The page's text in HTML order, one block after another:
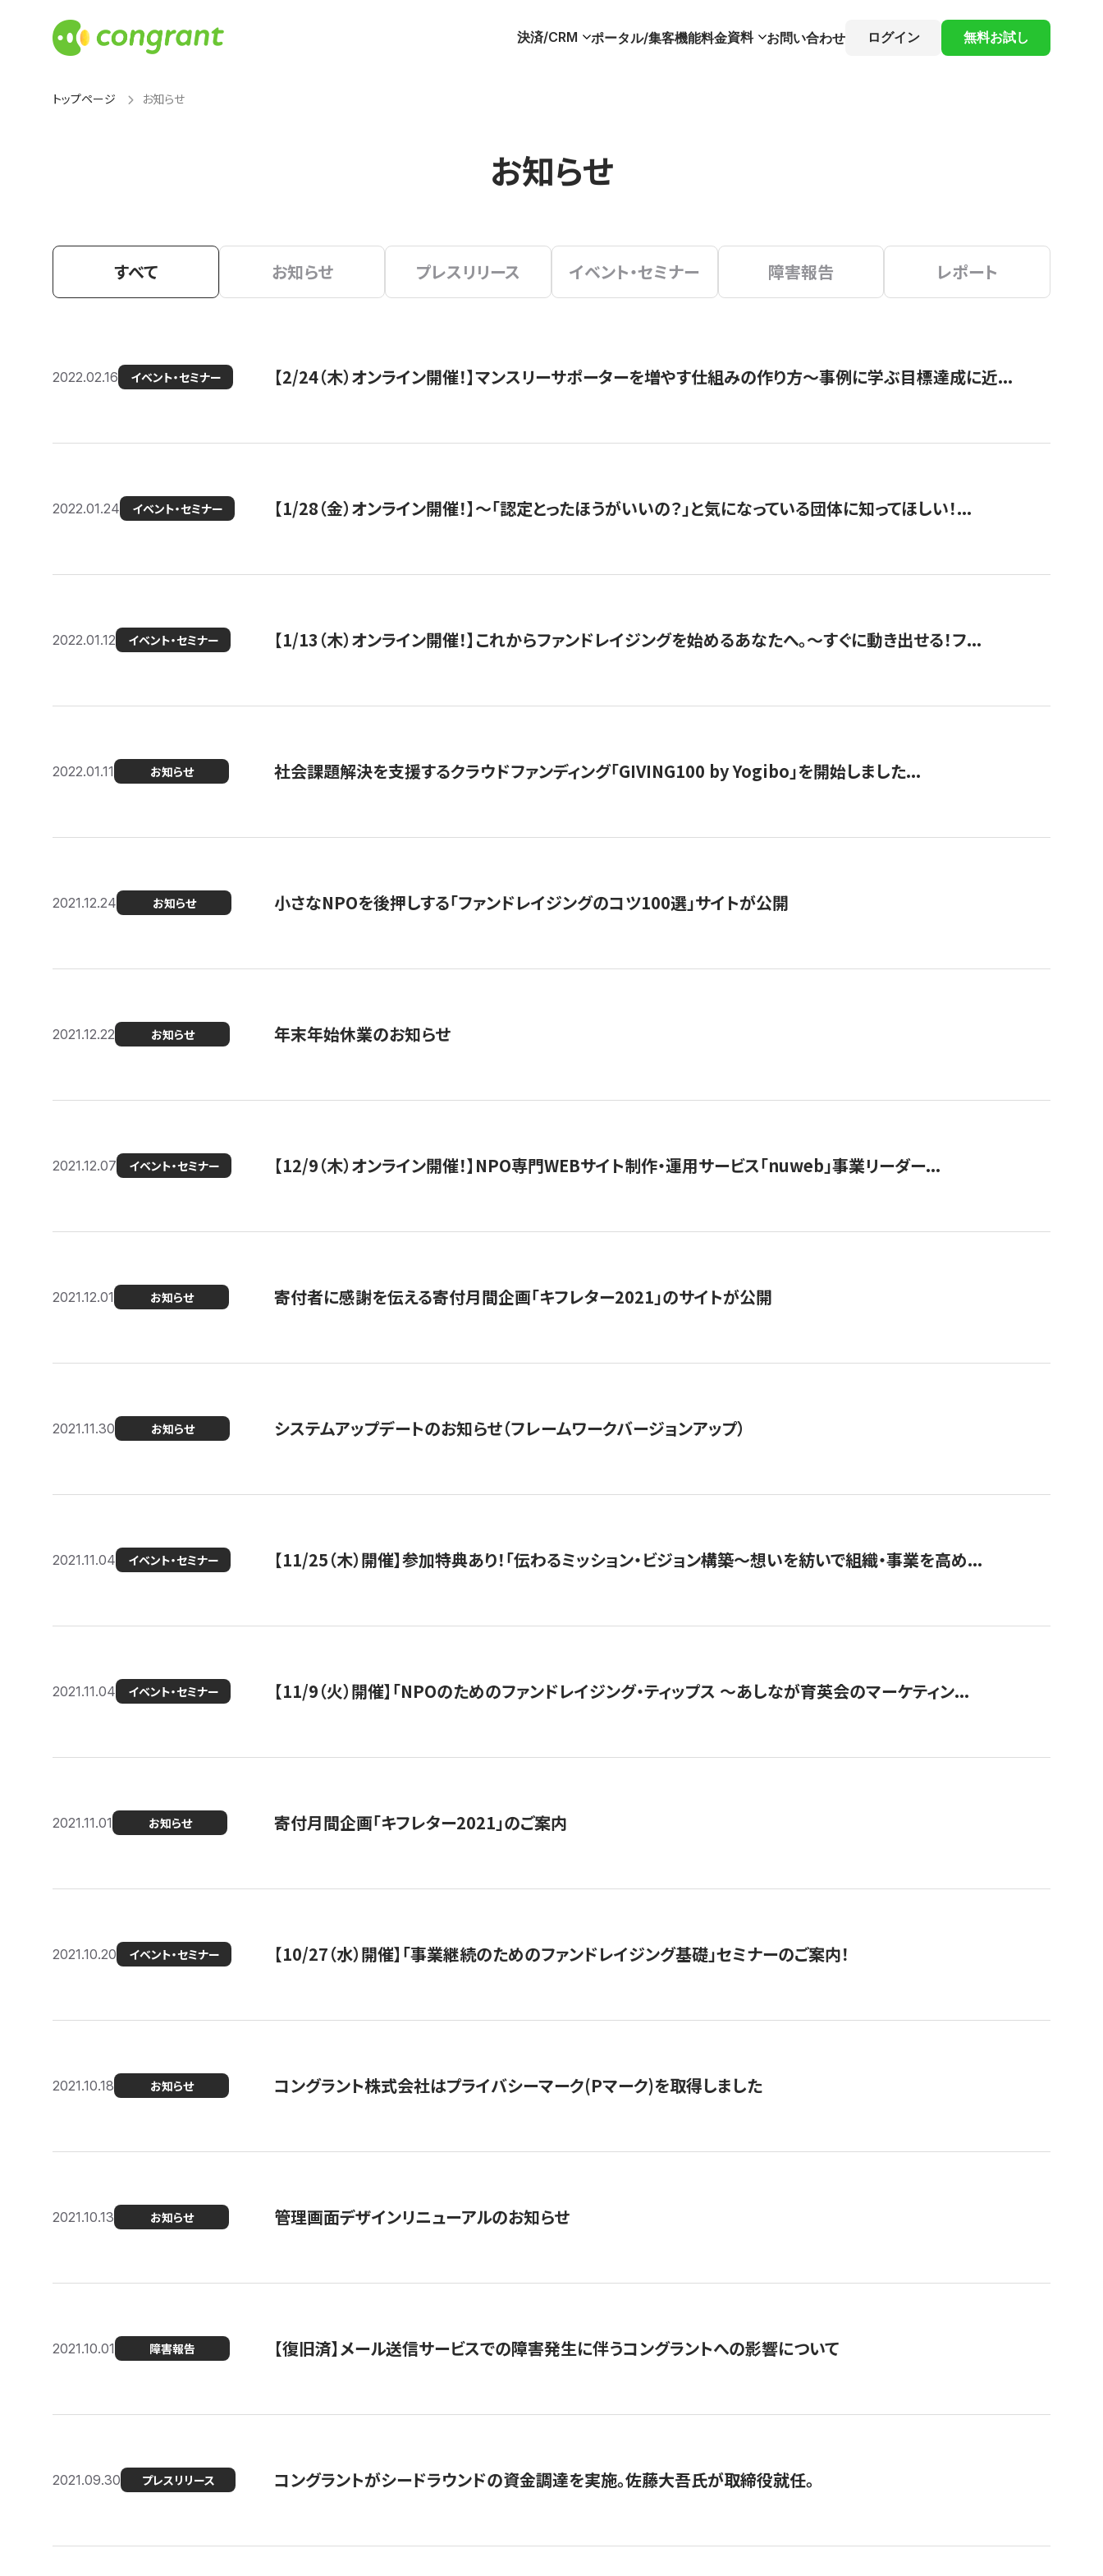
決済/CRM ポータル/集客機能料金資料 お問い合わせ ログイン 無料お試し
トップページ お知らせ
お知らせ
すべて お知らせ プレスリリース イベント・セミナー 障害報告 レポート
2022.02.16 イベント・セミナー 【2/24（木）オンライン開催！】マンスリーサポーターを増やす仕組みの作り方〜事例に学ぶ目標達成に近...
2022.01.24 イベント・セミナー 【1/28（金）オンライン開催！】〜「認定とったほうがいいの？」と気になっている団体に知ってほしい！...
2022.01.12 イベント・セミナー 【1/13（木）オンライン開催！】これからファンドレイジングを始めるあなたへ。〜すぐに動き出せる！フ...
2022.01.11 お知らせ 社会課題解決を支援するクラウドファンディング「GIVING100 by Yogibo」を開始しました...
2021.12.24 お知らせ 小さなNPOを後押しする「ファンドレイジングのコツ100選」サイトが公開
2021.12.22 お知らせ 年末年始休業のお知らせ
2021.12.07 イベント・セミナー 【12/9（木）オンライン開催！】NPO専門WEBサイト制作・運用サービス「nuweb」事業リーダー...
2021.12.01 お知らせ 寄付者に感謝を伝える寄付月間企画「キフレター2021」のサイトが公開
2021.11.30 お知らせ システムアップデートのお知らせ（フレームワークバージョンアップ）
2021.11.04 イベント・セミナー 【11/25（木）開催】参加特典あり！「伝わるミッション・ビジョン構築〜想いを紡いで組織・事業を高め...
2021.11.04 イベント・セミナー 【11/9（火）開催】「NPOのためのファンドレイジング・ティップス 〜あしなが育英会のマーケティン...
2021.11.01 お知らせ 寄付月間企画「キフレター2021」のご案内
2021.10.20 イベント・セミナー 【10/27（水）開催】「事業継続のためのファンドレイジング基礎」セミナーのご案内！
2021.10.18 お知らせ コングラント株式会社はプライバシーマーク(Pマーク)を取得しました
2021.10.13 お知らせ 管理画面デザインリニューアルのお知らせ
2021.10.01 障害報告 【復旧済】メール送信サービスでの障害発生に伴うコングラントへの影響について
2021.09.30 プレスリリース コングラントがシードラウンドの資金調達を実施。佐藤大吾氏が取締役就任。